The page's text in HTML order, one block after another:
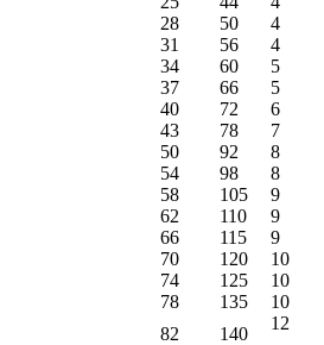
28 50
4
31 56
4
34 60
5
37 66
5
40 72
6
43 78
7
50 92
8
54 98
8
58 105
9
62 110
9
66 115
9
70 120
10
74 125
10
78 135
10
82 140
12